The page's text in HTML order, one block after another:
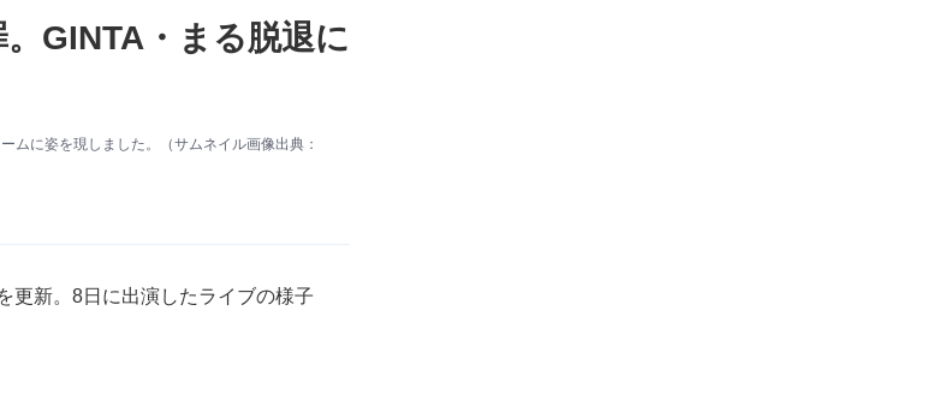
GINTA・まる脱退に
ムに姿を現しました。（サムネイル画像出典：
更新。8日に出演したライブの様子